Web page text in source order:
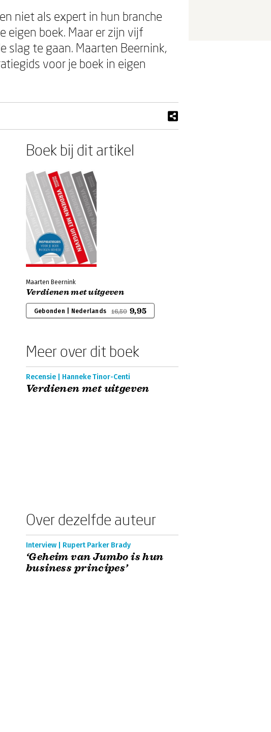
niet als expert in hun branche
eigen boek. Maar er zijn vijf
slag te gaan. Maarten Beernink,
voor je boek in eigen
Boek bij dit artikel
Maarten Beernink
Verdienen met uitgeven
Gebonden | Nederlands 16,50 9,95
Meer over dit boek
Recensie | Hanneke Tinor-Centi
Verdienen met uitgeven
Over dezelfde auteur
Interview | Rupert Parker Brady
‘Geheim van Jumbo is hun
business principes’